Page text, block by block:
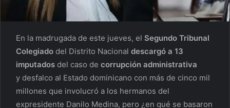
En la madrugada de este jueves, el Segundo Tribunal
Colegiado del Distrito Nacional descargó a 13
imputados del caso de corrupción administrativa
y desfalco al Estado dominicano con más de cinco mil
millones que involucró a los hermanos del
expresidente Danilo Medina, pero ¿en qué se basaron